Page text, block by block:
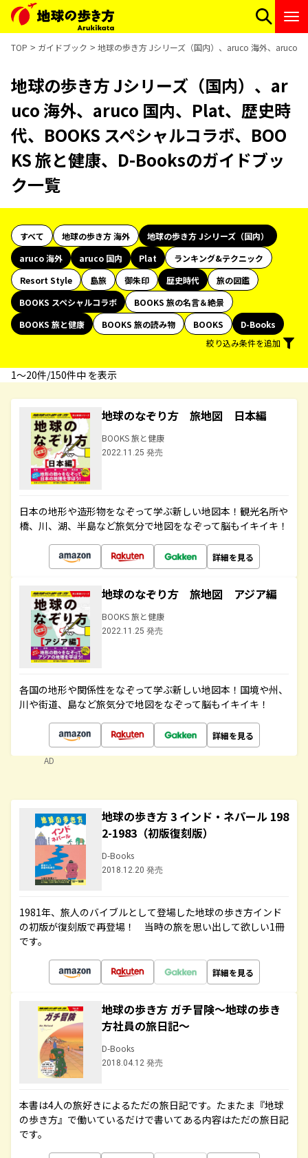
TOP ガイドブック 地球の歩き方 Jシリーズ（国内）、aruco 海外、aruco
地球の歩き方 Jシリーズ（国内）、ar
uco 海外、aruco 国内、Plat、歴史時
代、BOOKS スペシャルコラボ、BOO
KS 旅と健康、D-Booksのガイドブッ
ク一覧
すべて 地球の歩き方 海外
地球の歩き方 Jシリーズ（国内）
aruco 海外
aruco 国内 Plat
ランキング&テクニック
Resort Style
島旅 御朱印 歴史時代
旅の図鑑
BOOKS スペシャルコラボ
BOOKS 旅の名言＆絶景
BOOKS 旅と健康
BOOKS 旅の読み物 BOOKS
D-Books
絞り込み条件を追加
1〜20件/150件中 を表示
地球のなぞり方 旅地図 日本編
BOOKS 旅と健康
2022.11.25 発売
日本の地形や造形物をなぞって学ぶ新しい地図本！観光名所や
橋、川、湖、半島など旅気分で地図をなぞって脳もイキイキ！
詳細を見る
地球のなぞり方 旅地図 アジア編
BOOKS 旅と健康
2022.11.25 発売
各国の地形や関係性をなぞって学ぶ新しい地図本！国境や州、
川や街道、島など旅気分で地図をなぞって脳もイキイキ！
詳細を見る
AD
地球の歩き方 3 インド・ネパール 198
2-1983（初版復刻版）
D-Books
2018.12.20 発売
1981年、旅人のバイブルとして登場した地球の歩き方インド
の初版が復刻版で再登場！ 当時の旅を思い出して欲しい1冊
です。
詳細を見る
地球の歩き方 ガチ冒険～地球の歩き
方社員の旅日記～
D-Books
2018.04.12 発売
本書は4人の旅好きによるただの旅日記です。たまたま『地球
の歩き方』で働いているだけで書いてある内容はただの旅日記
です。